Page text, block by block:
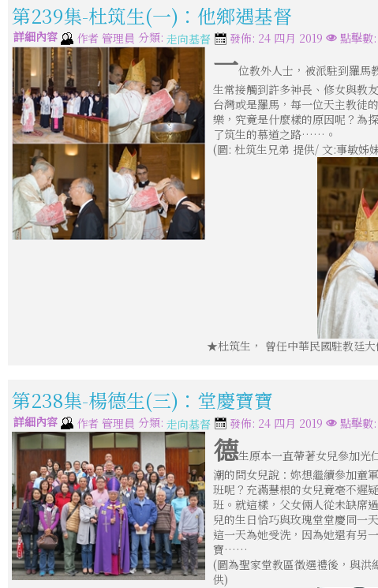
第239集-杜筑生(一)：他鄉遇基督
詳細內容 作者 管理員 分類: 走向基督 發佈: 24 四月 2019 點擊數
一位教外人士，被派駐到羅馬
生常接觸到許多神長、修女與
台灣或是羅馬，每一位天主教徒
樂，究竟是什麼樣的原因呢？為
了筑生的慕道之路……。
(圖: 杜筑生兄弟 提供/ 文:事敏姊
★杜筑生， 曾任中華民國駐教廷
第238集-楊德生(三)：堂慶寶寶
詳細內容 作者 管理員 分類: 走向基督 發佈: 24 四月 2019 點擊數
德生原本一直帶著女兒參加光
潮的問女兒說：妳想繼續參加童
班呢？充滿慧根的女兒竟毫不遲
班。就這樣，父女倆人從未缺席
兒的生日恰巧與玫瑰堂堂慶同一
這一天為她受洗，因為她還有
寶……
(圖為聖家堂教區徵選禮後，與洪
供)